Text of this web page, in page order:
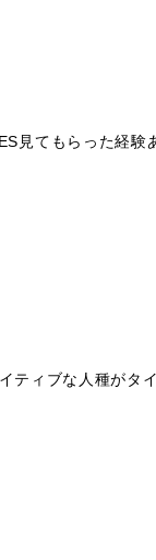
見てもらった経験
ティブな人種がタイ